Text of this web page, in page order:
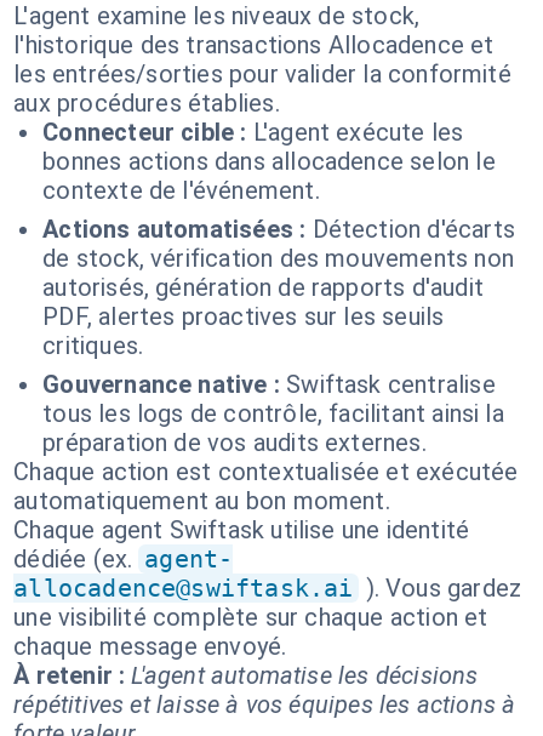
L'agent examine les niveaux de stock,
l'historique des transactions Allocadence et
les entrées/sorties pour valider la conformité
aux procédures établies.
Connecteur cible : L'agent exécute les
bonnes actions dans allocadence selon le
contexte de l'événement.
Actions automatisées : Détection d'écarts
de stock, vérification des mouvements non
autorisés, génération de rapports d'audit
PDF, alertes proactives sur les seuils
critiques.
Gouvernance native : Swiftask centralise
tous les logs de contrôle, facilitant ainsi la
préparation de vos audits externes.
Chaque action est contextualisée et exécutée
automatiquement au bon moment.
Chaque agent Swiftask utilise une identité
dédiée (ex. agent-
allocadence@swiftask.ai ). Vous gardez
une visibilité complète sur chaque action et
chaque message envoyé.
À retenir : L'agent automatise les décisions
répétitives et laisse à vos équipes les actions à